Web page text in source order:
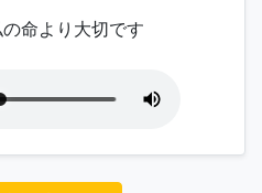
命より大切です